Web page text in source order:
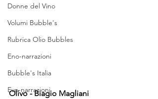
Donne del Vino
Volumi Bubble's
Rubrica Olio Bubbles
Eno-narrazioni
Bubble's Italia
Evo-narrazioni
Olivo - Biagio Magliani